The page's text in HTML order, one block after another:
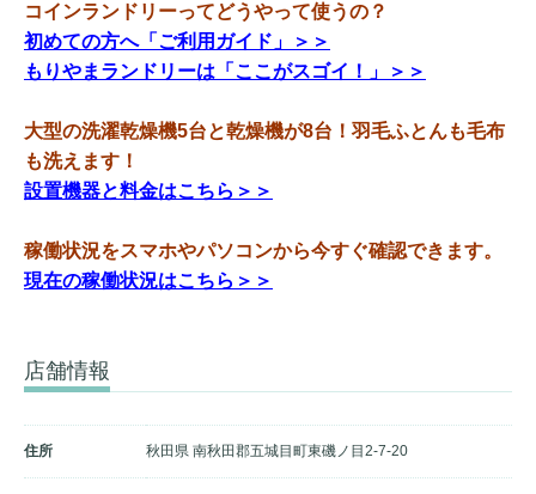
コインランドリーってどうやって使うの？
初めての方へ「ご利用ガイド」＞＞
もりやまランドリーは「ここがスゴイ！」＞＞
大型の洗濯乾燥機5台と乾燥機が8台！羽毛ふとんも毛布
も洗えます！
設置機器と料金はこちら＞＞
稼働状況をスマホやパソコンから今すぐ確認できます。
現在の稼働状況はこちら＞＞
店舗情報
住所 秋田県 南秋田郡五城目町東磯ノ目2-7-20